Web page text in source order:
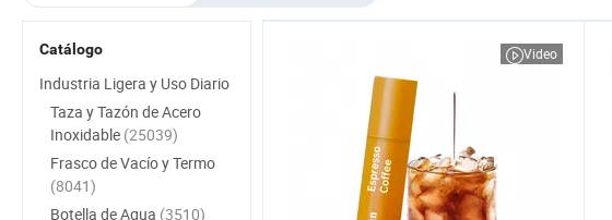
Video
Catálogo
Industria Ligera y Uso Diario
Taza y Tazón de Acero
Inoxidable (25039)
Frasco de Vacío y Termo
(8041)
Botella de Agua (3510)